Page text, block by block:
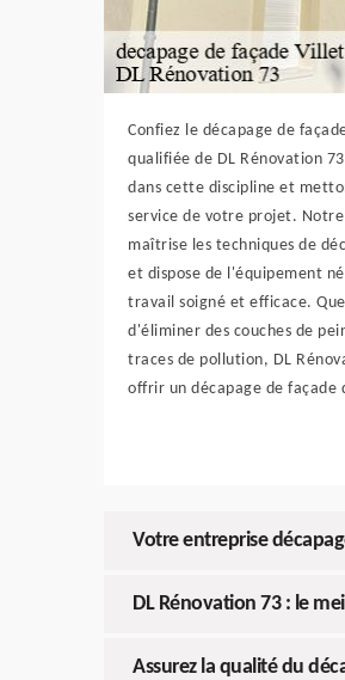
Confiez le décapage de
qualifiée de DL Rénovation
dans cette discipline et
service de votre projet.
maîtrise les techniques de
et dispose de l'équipement
travail soigné et efficace.
d'éliminer des couches de
traces de pollution, DL
offrir un décapage de
Votre entreprise
DL Rénovation 73 : le
Assurez la qualité du